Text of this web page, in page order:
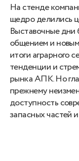
На стенде
щедро делились
Выставочные
общением и
итоги аграрного
тенденции и
рынка АПК. Но
прежнему
доступность
запасных частей